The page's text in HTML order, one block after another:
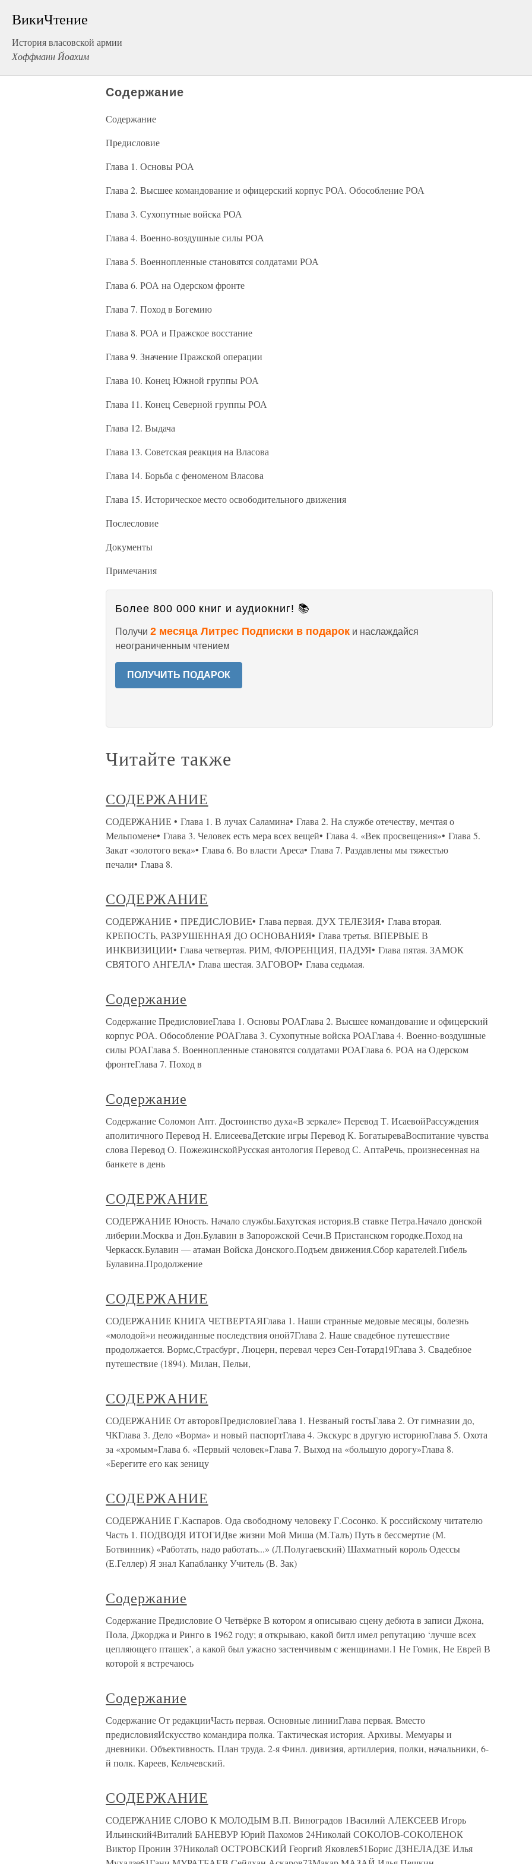
ВикиЧтение
История власовской армии
Хоффманн Йоахим
Содержание
Содержание
Предисловие
Глава 1. Основы РОА
Глава 2. Высшее командование и офицерский корпус РОА. Обособление РОА
Глава 3. Сухопутные войска РОА
Глава 4. Военно-воздушные силы РОА
Глава 5. Военнопленные становятся солдатами РОА
Глава 6. РОА на Одерском фронте
Глава 7. Поход в Богемию
Глава 8. РОА и Пражское восстание
Глава 9. Значение Пражской операции
Глава 10. Конец Южной группы РОА
Глава 11. Конец Северной группы РОА
Глава 12. Выдача
Глава 13. Советская реакция на Власова
Глава 14. Борьба с феноменом Власова
Глава 15. Историческое место освободительного движения
Послесловие
Документы
Примечания
Более 800 000 книг и аудиокниг! 📚
Получи 2 месяца Литрес Подписки в подарок и наслаждайся
неограниченным чтением
ПОЛУЧИТЬ ПОДАРОК
Читайте также
СОДЕРЖАНИЕ
СОДЕРЖАНИЕ • Глава 1. В лучах Саламина• Глава 2. На службе отечеству, мечтая о
Мельпомене• Глава 3. Человек есть мера всех вещей• Глава 4. «Век просвещения»• Глава 5.
Закат «золотого века»• Глава 6. Во власти Ареса• Глава 7. Раздавлены мы тяжестью
печали• Глава 8.
СОДЕРЖАНИЕ
СОДЕРЖАНИЕ • ПРЕДИСЛОВИЕ• Глава первая. ДУХ ТЕЛЕЗИЯ• Глава вторая.
КРЕПОСТЬ, РАЗРУШЕННАЯ ДО ОСНОВАНИЯ• Глава третья. ВПЕРВЫЕ В
ИНКВИЗИЦИИ• Глава четвертая. РИМ, ФЛОРЕНЦИЯ, ПАДУЯ• Глава пятая. ЗАМОК
СВЯТОГО АНГЕЛА• Глава шестая. ЗАГОВОР• Глава седьмая.
Содержание
Содержание ПредисловиеГлава 1. Основы РОАГлава 2. Высшее командование и офицерский
корпус РОА. Обособление РОАГлава 3. Сухопутные войска РОАГлава 4. Военно-воздушные
силы РОАГлава 5. Военнопленные становятся солдатами РОАГлава 6. РОА на Одерском
фронтеГлава 7. Поход в
Содержание
Содержание Соломон Апт. Достоинство духа«В зеркале» Перевод Т. ИсаевойРассуждения
аполитичного Перевод Н. ЕлисееваДетские игры Перевод К. БогатыреваВоспитание чувства
слова Перевод О. ПожежинскойРусская антология Перевод С. АптаРечь, произнесенная на
банкете в день
СОДЕРЖАНИЕ
СОДЕРЖАНИЕ Юность. Начало службы.Бахутская история.В ставке Петра.Начало донской
либерии.Москва и Дон.Булавин в Запорожской Сечи.В Пристанском городке.Поход на
Черкасск.Булавин — атаман Войска Донского.Подъем движения.Сбор карателей.Гибель
Булавина.Продолжение
СОДЕРЖАНИЕ
СОДЕРЖАНИЕ КНИГА ЧЕТВЕРТАЯГлава 1. Наши странные медовые месяцы, болезнь
«молодой»и неожиданные последствия оной7Глава 2. Наше свадебное путешествие
продолжается. Вормс,Страсбург, Люцерн, перевал через Сен-Готард19Глава 3. Свадебное
путешествие (1894). Милан, Пельи,
СОДЕРЖАНИЕ
СОДЕРЖАНИЕ От авторовПредисловиеГлава 1. Незваный гостьГлава 2. От гимназии до,
ЧКГлава 3. Дело «Ворма» и новый паспортГлава 4. Экскурс в другую историюГлава 5. Охота
за «хромым»Глава 6. «Первый человек»Глава 7. Выход на «большую дорогу»Глава 8.
«Берегите его как зеницу
СОДЕРЖАНИЕ
СОДЕРЖАНИЕ Г.Каспаров. Ода свободному человеку Г.Сосонко. К российскому читателю
Часть 1. ПОДВОДЯ ИТОГИДве жизни Мой Миша (М.Талъ) Путь в бессмертие (М.
Ботвинник) «Работать, надо работать...» (Л.Полугаевский) Шахматный король Одессы
(Е.Геллер) Я знал Капабланку Учитель (В. Зак)
Содержание
Содержание Предисловие О Четвёрке В котором я описываю сцену дебюта в записи Джона,
Пола, Джорджа и Ринго в 1962 году; я открываю, какой битл имел репутацию ‘лучше всех
цепляющего пташек’, а какой был ужасно застенчивым с женщинами.1 Не Гомик, Не Еврей В
которой я встречаюсь
Содержание
Содержание От редакцииЧасть первая. Основные линииГлава первая. Вместо
предисловияИскусство командира полка. Тактическая история. Архивы. Мемуары и
дневники. Объективность. План труда. 2-я Финл. дивизия, артиллерия, полки, начальники, 6-
й полк. Кареев, Кельчевский.
СОДЕРЖАНИЕ
СОДЕРЖАНИЕ СЛОВО К МОЛОДЫМ В.П. Виноградов 1Василий АЛЕКСЕЕВ Игорь
Ильинский4Виталий БАНЕВУР Юрий Пахомов 24Николай СОКОЛОВ-СОКОЛЕНОК
Виктор Пронин 37Николай ОСТРОВСКИЙ Георгий Яковлев51Борис ДЗНЕЛАДЗЕ Илья